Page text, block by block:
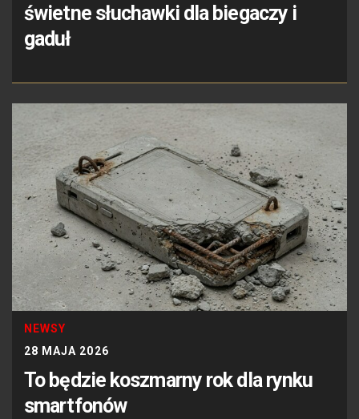
świetne słuchawki dla biegaczy i
gaduł
NEWSY
28 MAJA 2026
To będzie koszmarny rok dla rynku
smartfonów